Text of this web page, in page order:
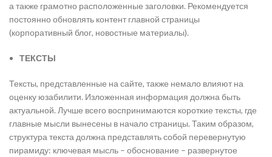
а также грамотно расположенные заголовки. Рекомендуется
постоянно обновлять контент главной страницы
(корпоративный блог, новостные материалы).
ТЕКСТЫ
Тексты, представленные на сайте, также немало влияют на
оценку юзабилити. Изложенная информация должна быть
актуальной. Лучше всего воспринимаются короткие тексты, где
главные мысли вынесены в начало страницы. Таким образом,
структура текста должна представлять собой перевернутую
пирамиду: ключевая мысль – обоснование – развернутое